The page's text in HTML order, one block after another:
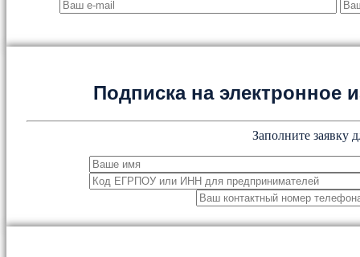
Подписка на электронное
Заполните заявку